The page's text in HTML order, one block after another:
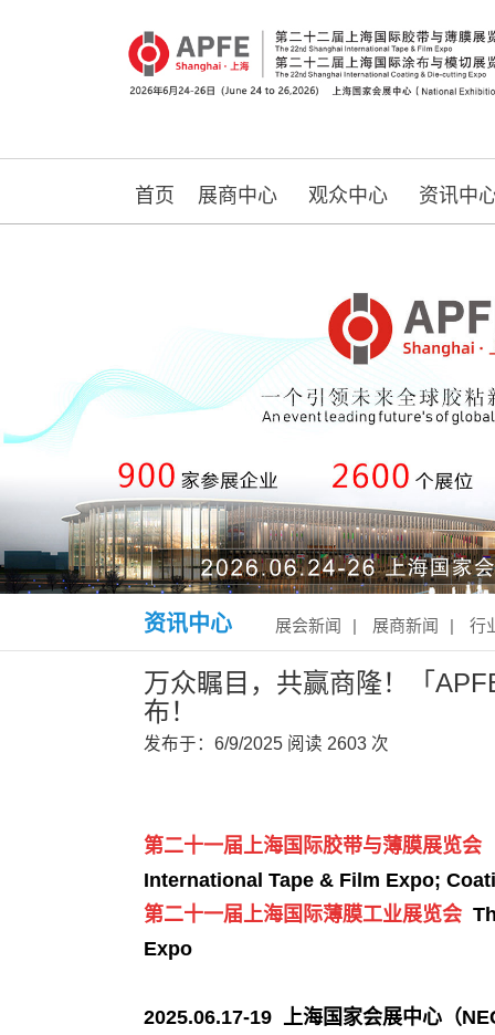
首页 展商中心 观众中心 资讯中
资讯中心 展会新闻 | 展商新闻 | 行
万众瞩目，共赢商隆！「
布！
发布于：6/9/2025 阅读 2603 次
第二十一届上海国际胶带与薄膜展览会
International Tape & Film Expo;
第二十一届上海国际薄膜工业展览会
Expo
2025.06.17-19 上海国家会展中心（